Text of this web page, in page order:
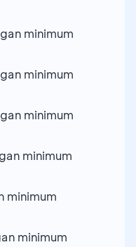
minimum
minimum
minimum
minimum
minimum
minimum